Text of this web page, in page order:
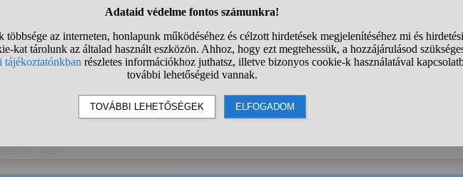
- mi lesz az egyes külön hatóságok sorsa? Az új AVH nyilván menni fog, de mondjuk Sztfh,
Közműhivatal, NMHH átalakul-e?;
ápr. 14. 17:09